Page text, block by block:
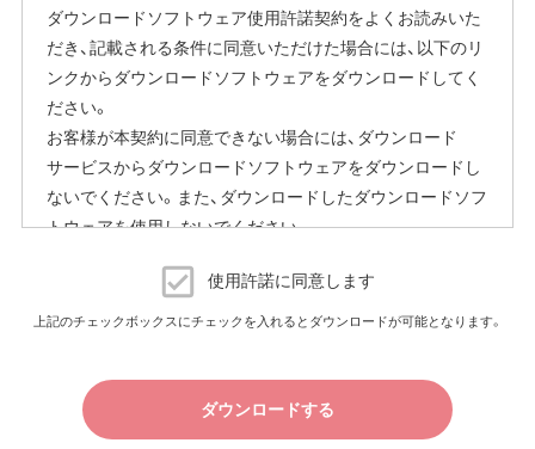
ダウンロードソフトウェア使用許諾契約をよくお読みいた
だき、記載される条件に同意いただけた場合には、以下のリ
ンクからダウンロードソフトウェアをダウンロードしてく
ださい。
お客様が本契約に同意できない場合には、ダウンロード
サービスからダウンロードソフトウェアをダウンロードし
ないでください。また、ダウンロードしたダウンロードソフ
トウェアを使用しないでください。
ダウンロードソフトウェア使用許諾契約
（株）バッファロー（以下、弊社といいます）は、お客様がダウ
す）に同意し、ご購入いただいた商品（以下、購入商品といい
ます）について弊社が保証契約に基づく修理を実施する際
の条件である保証契約約款、およびそれに含まれるソフト
使用許諾に同意します
上記のチェックボックスにチェックを入れるとダウンロードが可能となります。
ダウンロードする